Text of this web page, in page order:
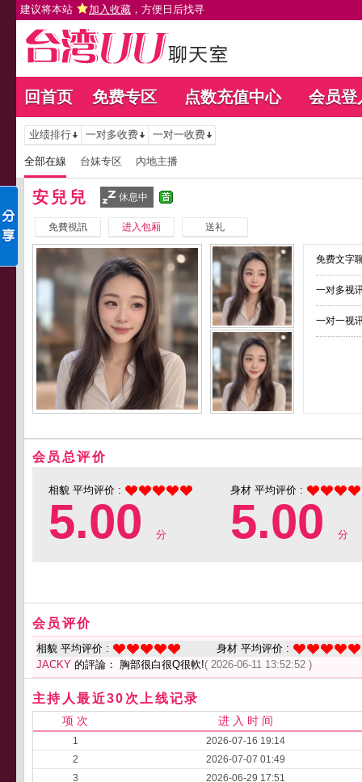
建议将本站 加入收藏 ，方便日后找寻
回首页 免费专区 点数充值中心 会员登
业绩排行 一对多收费 一对一收费
全部在線 台妹专区 內地主播
安兒兒 休息中
免費視訊 进入包厢 送礼
免费文字
一对多视
一对一视
会员总评价
相貌 平均评价 :
5.00 分
身材 平均评价 :
5.00 分
会员评价
相貌 平均评价 :
身材 平均评价 :
JACKY 的評論： 胸部很白很Q很軟!( 2026-06-11 13:52:52 )
主持人最近30次上线记录
项 次 进 入 时 间
1
2026-07-16 19:14
2
2026-07-07 01:49
3
2026-06-29 17:51